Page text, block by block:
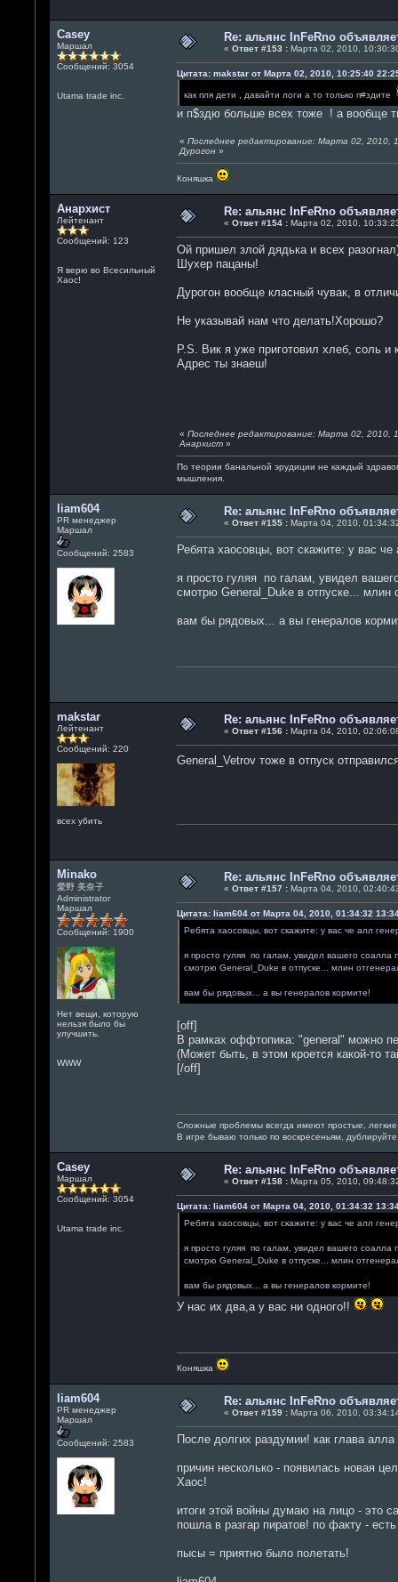
Casey
Маршал
Сообщений: 3054
Utama trade inc.
Re: альянс InFeRno
« Ответ #153 :Марта 02, 2010,
Цитата: makstar от Марта 02, 2010, 10:25:40
как пля дети , давайти логи а то только п#здите
и п$здю больше всех тоже ! а вообще
« Последнее редактирование: Марта 02, 2010,
Дурогон»
Коняшка
Анархист
Лейтенант
Сообщений: 123
Я верю во Всесильный
Хаос!
Re: альянс InFeRno
« Ответ #154 :Марта 02, 2010,
Ой пришел злой дядька и всех
Шухер пацаны!
Дурогон вообще класный чувак, в
Не указывай нам что делать!Хорошо?
P.S. Вик я уже приготовил хлеб, соль и
Адрес ты знаеш!
« Последнее редактирование: Марта 02, 2010,
Анархист»
По теории банальной эрудиции не каждый
мышления.
liam604
PR менеджер
Маршал
Сообщений: 2583
Re: альянс InFeRno
« Ответ #155 :Марта 04, 2010,
Ребята хаосовцы, вот скажите: у вас че
я просто гуляя по галам, увидел
смотрю General_Duke в отпуске... млин
вам бы рядовых... а вы генералов
makstar
Лейтенант
Сообщений: 220
всех убить
Re: альянс InFeRno
« Ответ #156 :Марта 04, 2010,
General_Vetrov тоже в отпуск
Minako
愛野 美奈子
Administrator
Маршал
Сообщений: 1900
Нет вещи, которую
нельзя было бы
улучшить.
WWW
Re: альянс InFeRno
« Ответ #157 :Марта 04, 2010,
Цитата: liam604 от Марта 04, 2010, 01:34:32
Ребята хаосовцы, вот скажите: у вас че алл
я просто гуляя по галам, увидел вашего
смотрю General_Duke в отпуске... млин
вам бы рядовых... а вы генералов кормите!
[off]
В рамках оффтопика: "general" можно
(Может быть, в этом кроется какой-то
[/off]
Сложные проблемы всегда имеют простые,
В игре бываю только по воскресеньям,
Casey
Маршал
Сообщений: 3054
Utama trade inc.
Re: альянс InFeRno
« Ответ #158 :Марта 05, 2010,
Цитата: liam604 от Марта 04, 2010, 01:34:32
Ребята хаосовцы, вот скажите: у вас че алл
я просто гуляя по галам, увидел вашего
смотрю General_Duke в отпуске... млин
вам бы рядовых... а вы генералов кормите!
У нас их два,а у вас ни одного!!
Коняшка
liam604
PR менеджер
Маршал
Сообщений: 2583
Re: альянс InFeRno
« Ответ #159 :Марта 06, 2010,
После долгих раздумии! как глава
причин несколько - появилась новая
Хаос!
итоги этой войны думаю на лицо - это
пошла в разгар пиратов! по факту -
пысы = приятно было полетать!